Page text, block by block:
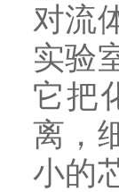
对流
实验
它把
离，
小的